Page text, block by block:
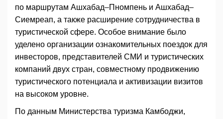
по маршрутам Ашхабад–Пномпень и Ашхабад–
Сиемреап, а также расширение сотрудничества в
туристической сфере. Особое внимание было
уделено организации ознакомительных поездок для
инвесторов, представителей СМИ и туристических
компаний двух стран, совместному продвижению
туристического потенциала и активизации визитов
на высоком уровне.
По данным Министерства туризма Камбоджи,